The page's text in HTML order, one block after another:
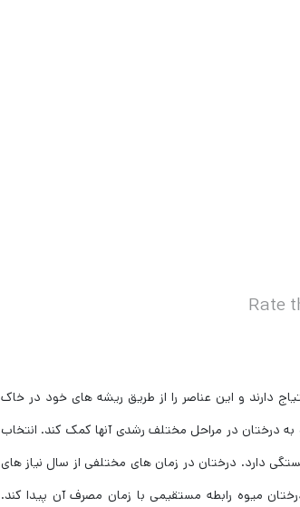
Rate
دارند و این عناصر را از طریق ریشه های خود در خاک
به درختان در مراحل مختلف رشدی آنها کمک کند. انتخاب
دارد. درختان در زمان های مختلفی از سال نیاز های
میوه رابطه مستقیمی با زمان مصرف آن پیدا کند.